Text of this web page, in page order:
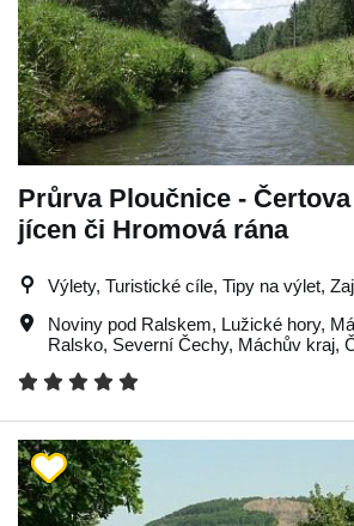
Průrva Ploučnice -
jícen či Hromová rána
Výlety, Turistické cíle, Tipy na výlet,
Noviny pod Ralskem, Lužické hory,
Ralsko, Severní Čechy, Máchův kraj,